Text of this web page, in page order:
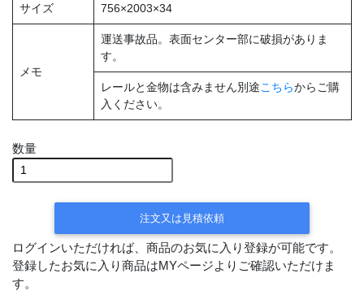
サイズ 756×2003×34
メモ
運送事故品。表面センター部に破損がありま
す。
レールと金物は含みません別途こちらからご購
入ください。
数量
注文又は見積依頼
ログインいただければ、商品のお気に入り登録が可能です。
登録したお気に入り商品はMYページよりご確認いただけま
す。